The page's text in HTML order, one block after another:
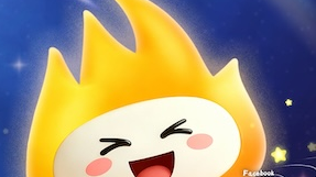
反对[0]